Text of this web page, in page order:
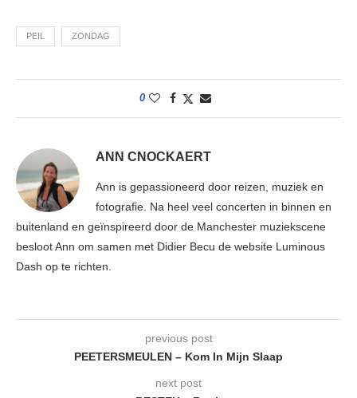
PEIL ZONDAG
0
ANN CNOCKAERT
Ann is gepassioneerd door reizen, muziek en
fotografie. Na heel veel concerten in binnen en
buitenland en geïnspireerd door de Manchester muziekscene
besloot Ann om samen met Didier Becu de website Luminous
Dash op te richten.
previous post
PEETERSMEULEN – Kom In Mijn Slaap
next post